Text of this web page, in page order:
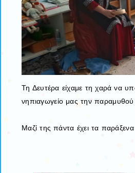
Τη Δευτέρα είχαμε τη χαρά να
νηπιαγωγείο μας την
Μαζί της πάντα έχει τα